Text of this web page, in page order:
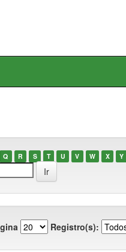
Q R S T U V W X Y
Registro(s):